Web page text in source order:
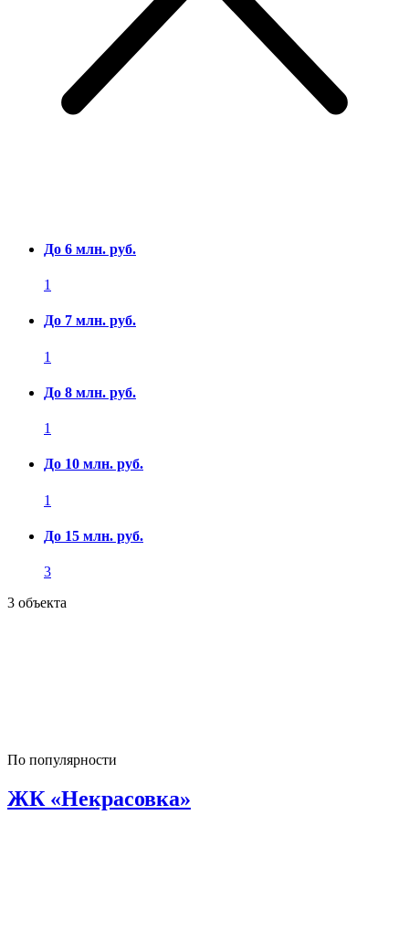
До 6 млн. руб.
1
До 7 млн. руб.
1
До 8 млн. руб.
1
До 10 млн. руб.
1
До 15 млн. руб.
3
3 объекта
По популярности
ЖК «Некрасовка»